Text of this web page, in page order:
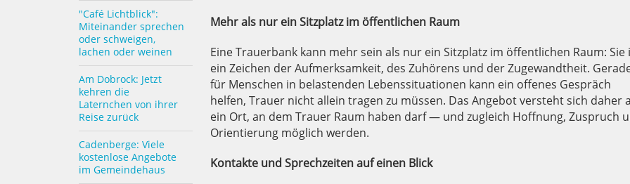
"Café Lichtblick":
Miteinander sprechen
oder schweigen,
lachen oder weinen
Am Dobrock: Jetzt
kehren die
Laternchen von ihrer
Reise zurück
Cadenberge: Viele
kostenlose Angebote
im Gemeindehaus
Mehr als nur ein Sitzplatz im öffentlichen Raum
Eine Trauerbank kann mehr sein als nur ein Sitzplatz im öffentlichen Raum: Sie
ein Zeichen der Aufmerksamkeit, des Zuhörens und der Zugewandtheit.
für Menschen in belastenden Lebenssituationen kann ein offenes Gespräch
helfen, Trauer nicht allein tragen zu müssen. Das Angebot versteht sich daher
ein Ort, an dem Trauer Raum haben darf — und zugleich Hoffnung, Zuspruch
Orientierung möglich werden.
Kontakte und Sprechzeiten auf einen Blick